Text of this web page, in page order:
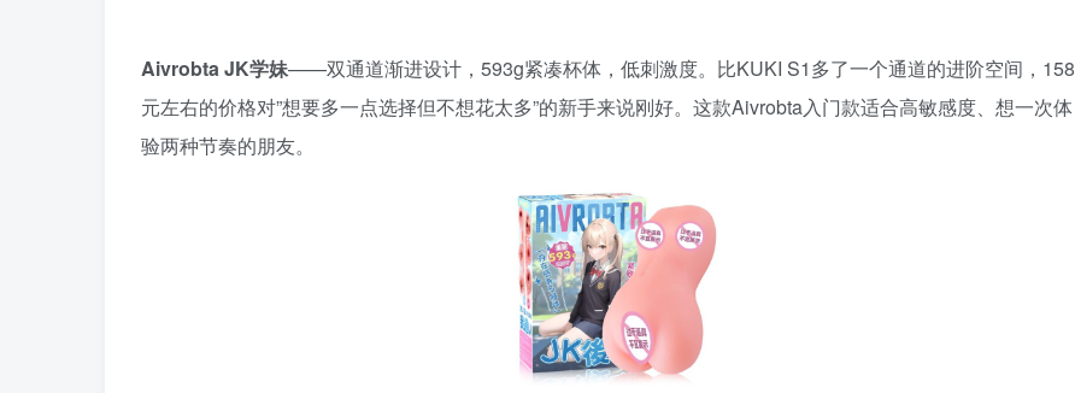
Aivrobta JK学妹——双通道渐进设计，593g紧凑杯体，低刺激度。比KUKI S1多了一个通道的进阶空间，158
元左右的价格对”想要多一点选择但不想花太多”的新手来说刚好。这款Aivrobta入门款适合高敏感度、想一次体
验两种节奏的朋友。